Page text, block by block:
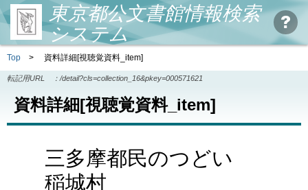
東京都公文書館情報検索
システム
Top > 資料詳細[視聴覚資料_item]
転記用URL ： /detail?cls=collection_16&pkey=000571621
資料詳細[視聴覚資料_item]
三多摩都民のつどい
稲城村